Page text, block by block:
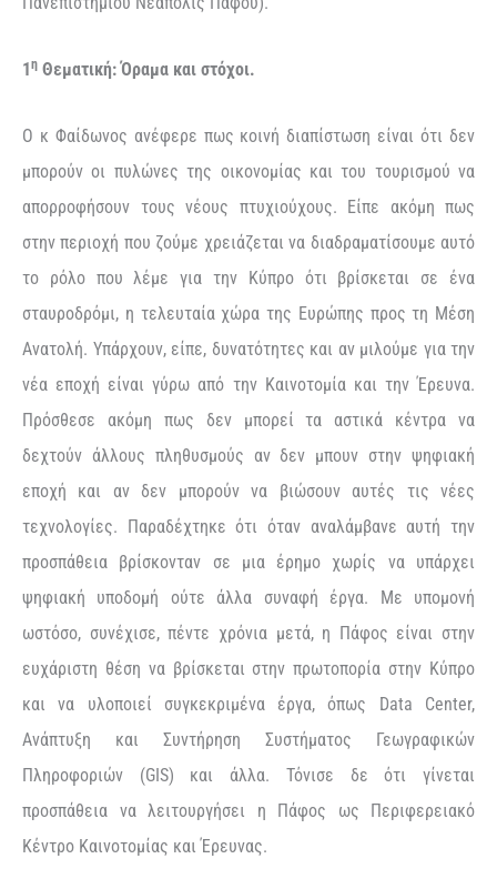
1η Θεματική: Όραμα και στόχοι.
Ο κ Φαίδωνος ανέφερε πως κοινή διαπίστωση είναι ότι δεν
μπορούν οι πυλώνες της οικονομίας και του τουρισμού να
απορροφήσουν τους νέους πτυχιούχους. Είπε ακόμη πως
στην περιοχή που ζούμε χρειάζεται να διαδραματίσουμε αυτό
το ρόλο που λέμε για την Κύπρο ότι βρίσκεται σε ένα
σταυροδρόμι, η τελευταία χώρα της Ευρώπης προς τη Μέση
Ανατολή. Υπάρχουν, είπε, δυνατότητες και αν μιλούμε για την
νέα εποχή είναι γύρω από την Καινοτομία και την Έρευνα.
Πρόσθεσε ακόμη πως δεν μπορεί τα αστικά κέντρα να
δεχτούν άλλους πληθυσμούς αν δεν μπουν στην ψηφιακή
εποχή και αν δεν μπορούν να βιώσουν αυτές τις νέες
τεχνολογίες. Παραδέχτηκε ότι όταν αναλάμβανε αυτή την
προσπάθεια βρίσκονταν σε μια έρημο χωρίς να υπάρχει
ψηφιακή υποδομή ούτε άλλα συναφή έργα. Με υπομονή
ωστόσο, συνέχισε, πέντε χρόνια μετά, η Πάφος είναι στην
ευχάριστη θέση να βρίσκεται στην πρωτοπορία στην Κύπρο
και να υλοποιεί συγκεκριμένα έργα, όπως Data Center,
Ανάπτυξη και Συντήρηση Συστήματος Γεωγραφικών
Πληροφοριών (GIS) και άλλα. Τόνισε δε ότι γίνεται
προσπάθεια να λειτουργήσει η Πάφος ως Περιφερειακό
Κέντρο Καινοτομίας και Έρευνας.